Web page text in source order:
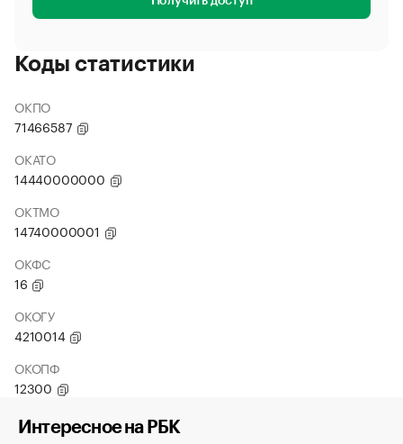
Коды статистики
ОКПО
71466587
ОКАТО
14440000000
ОКТМО
14740000001
ОКФС
16
ОКОГУ
4210014
ОКОПФ
12300
Интересное на РБК